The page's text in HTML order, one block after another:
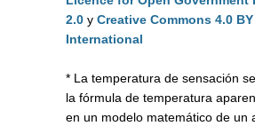
2.0 y Creative Commons 4.0 BY
International
* La temperatura de sensación
la fórmula de temperatura
en un modelo matemático de un